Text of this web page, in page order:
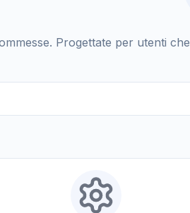
Progettate per utenti che